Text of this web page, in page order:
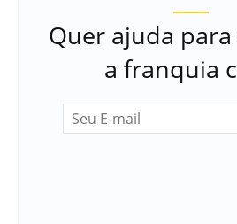
Quer ajuda
a franquia